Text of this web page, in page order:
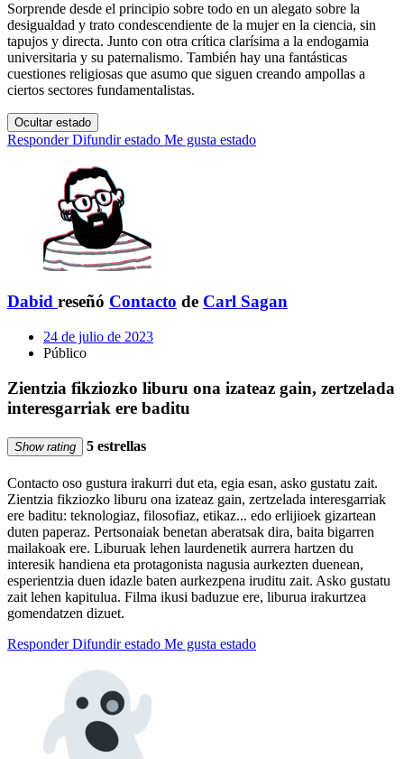
Sorprende desde el principio sobre todo en un alegato sobre la
desigualdad y trato condescendiente de la mujer en la ciencia, sin
tapujos y directa. Junto con otra crítica clarísima a la endogamia
universitaria y su paternalismo. También hay una fantásticas
cuestiones religiosas que asumo que siguen creando ampollas a
ciertos sectores fundamentalistas.
Ocultar estado
Responder Difundir estado Me gusta estado
Dabid reseñó Contacto de Carl Sagan
24 de julio de 2023
Público
Zientzia fikziozko liburu ona izateaz gain, zertzelada
interesgarriak ere baditu
Show rating 5 estrellas
Contacto oso gustura irakurri dut eta, egia esan, asko gustatu zait.
Zientzia fikziozko liburu ona izateaz gain, zertzelada interesgarriak
ere baditu: teknologiaz, filosofiaz, etikaz... edo erlijioek gizartean
duten paperaz. Pertsonaiak benetan aberatsak dira, baita bigarren
mailakoak ere. Liburuak lehen laurdenetik aurrera hartzen du
interesik handiena eta protagonista nagusia aurkezten duenean,
esperientzia duen idazle baten aurkezpena iruditu zait. Asko gustatu
zait lehen kapitulua. Filma ikusi baduzue ere, liburua irakurtzea
gomendatzen dizuet.
Responder Difundir estado Me gusta estado